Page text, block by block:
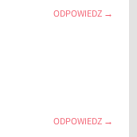
ODPOWIEDZ
ODPOWIEDZ